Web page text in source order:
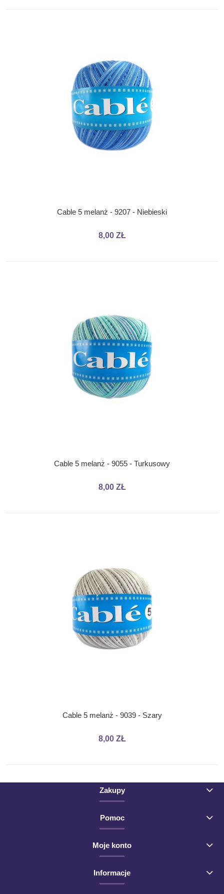
Cable 5 melanż - 9207 - Niebieski
8,00 ZŁ
Cable 5 melanż - 9055 - Turkusowy
8,00 ZŁ
Cable 5 melanż - 9039 - Szary
8,00 ZŁ
Zakupy
Pomoc
Moje konto
Informacje